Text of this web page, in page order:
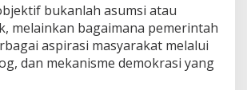
bukanlah asumsi atau
melainkan bagaimana pemerintah
aspirasi masyarakat melalui
dan mekanisme demokrasi yang